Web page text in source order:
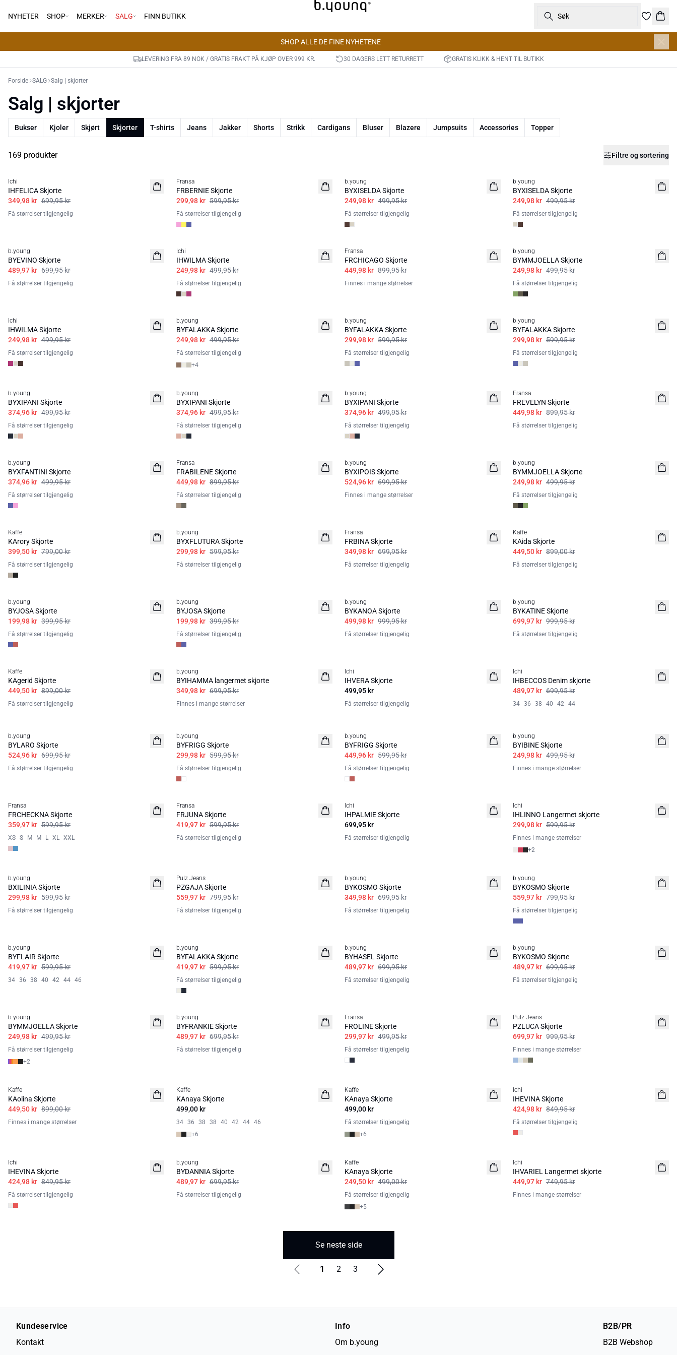
NYHETER SHOP MERKER SALG FINN BUTIKK Søk
SHOP ALLE DE FINE NYHETENE
LEVERING FRA 89 NOK / GRATIS FRAKT PÅ KJØP OVER 999 KR. 30 DAGERS LETT RETURRETT GRATIS KLIKK & HENT TIL BUTIKK
Forside SALG Salg | skjorter
Salg | skjorter
Bukser Kjoler Skjørt Skjorter T-shirts Jeans Jakker Shorts Strikk Cardigans Bluser Blazere Jumpsuits Accessories Topper
169 produkter Filtre og sortering
Ichi
IHFELICA Skjorte
349,98 kr 699,95 kr
Få størrelser tilgjengelig
Fransa
FRBERNIE Skjorte
299,98 kr 599,95 kr
Få størrelser tilgjengelig
b.young
BYXISELDA Skjorte
249,98 kr 499,95 kr
Få størrelser tilgjengelig
b.young
BYXISELDA Skjorte
249,98 kr 499,95 kr
Få størrelser tilgjengelig
b.young
BYEVINO Skjorte
489,97 kr 699,95 kr
Få størrelser tilgjengelig
Ichi
IHWILMA Skjorte
249,98 kr 499,95 kr
Få størrelser tilgjengelig
Fransa
FRCHICAGO Skjorte
449,98 kr 899,95 kr
Finnes i mange størrelser
b.young
BYMMJOELLA Skjorte
249,98 kr 499,95 kr
Få størrelser tilgjengelig
Ichi
IHWILMA Skjorte
249,98 kr 499,95 kr
Få størrelser tilgjengelig
b.young
BYFALAKKA Skjorte
249,98 kr 499,95 kr
Få størrelser tilgjengelig
+4
b.young
BYFALAKKA Skjorte
299,98 kr 599,95 kr
Få størrelser tilgjengelig
b.young
BYFALAKKA Skjorte
299,98 kr 599,95 kr
Få størrelser tilgjengelig
b.young
BYXIPANI Skjorte
374,96 kr 499,95 kr
Få størrelser tilgjengelig
b.young
BYXIPANI Skjorte
374,96 kr 499,95 kr
Få størrelser tilgjengelig
b.young
BYXIPANI Skjorte
374,96 kr 499,95 kr
Få størrelser tilgjengelig
Fransa
FREVELYN Skjorte
449,98 kr 899,95 kr
Få størrelser tilgjengelig
b.young
BYXFANTINI Skjorte
374,96 kr 499,95 kr
Få størrelser tilgjengelig
Fransa
FRABILENE Skjorte
449,98 kr 899,95 kr
Få størrelser tilgjengelig
b.young
BYXIPOIS Skjorte
524,96 kr 699,95 kr
Finnes i mange størrelser
b.young
BYMMJOELLA Skjorte
249,98 kr 499,95 kr
Få størrelser tilgjengelig
Kaffe
KArory Skjorte
399,50 kr 799,00 kr
Få størrelser tilgjengelig
b.young
BYXFLUTURA Skjorte
299,98 kr 599,95 kr
Få størrelser tilgjengelig
Fransa
FRBINA Skjorte
349,98 kr 699,95 kr
Få størrelser tilgjengelig
Kaffe
KAida Skjorte
449,50 kr 899,00 kr
Få størrelser tilgjengelig
b.young
BYJOSA Skjorte
199,98 kr 399,95 kr
Få størrelser tilgjengelig
b.young
BYJOSA Skjorte
199,98 kr 399,95 kr
Få størrelser tilgjengelig
b.young
BYKANOA Skjorte
499,98 kr 999,95 kr
Få størrelser tilgjengelig
b.young
BYKATINE Skjorte
699,97 kr 999,95 kr
Få størrelser tilgjengelig
Kaffe
KAgerid Skjorte
449,50 kr 899,00 kr
Få størrelser tilgjengelig
b.young
BYIHAMMA langermet skjorte
349,98 kr 699,95 kr
Finnes i mange størrelser
Ichi
IHVERA Skjorte
499,95 kr
Få størrelser tilgjengelig
Ichi
IHBECCOS Denim skjorte
489,97 kr 699,95 kr
34 36 38 40 42 44
b.young
BYLARO Skjorte
524,96 kr 699,95 kr
Få størrelser tilgjengelig
b.young
BYFRIGG Skjorte
299,98 kr 599,95 kr
Få størrelser tilgjengelig
b.young
BYFRIGG Skjorte
449,96 kr 599,95 kr
Få størrelser tilgjengelig
b.young
BYIBINE Skjorte
249,98 kr 499,95 kr
Finnes i mange størrelser
Fransa
FRCHECKNA Skjorte
359,97 kr 599,95 kr
XS S M M L XL XXL
Fransa
FRJUNA Skjorte
419,97 kr 599,95 kr
Få størrelser tilgjengelig
Ichi
IHPALMIE Skjorte
699,95 kr
Få størrelser tilgjengelig
Ichi
IHLINNO Langermet skjorte
299,98 kr 599,95 kr
Finnes i mange størrelser
+2
b.young
BXILINIA Skjorte
299,98 kr 599,95 kr
Få størrelser tilgjengelig
Pulz Jeans
PZGAJA Skjorte
559,97 kr 799,95 kr
Få størrelser tilgjengelig
b.young
BYKOSMO Skjorte
349,98 kr 699,95 kr
Få størrelser tilgjengelig
b.young
BYKOSMO Skjorte
559,97 kr 799,95 kr
Få størrelser tilgjengelig
b.young
BYFLAIR Skjorte
419,97 kr 599,95 kr
34 36 38 40 42 44 46
b.young
BYFALAKKA Skjorte
419,97 kr 599,95 kr
Få størrelser tilgjengelig
b.young
BYHASEL Skjorte
489,97 kr 699,95 kr
Få størrelser tilgjengelig
b.young
BYKOSMO Skjorte
489,97 kr 699,95 kr
Få størrelser tilgjengelig
b.young
BYMMJOELLA Skjorte
249,98 kr 499,95 kr
Få størrelser tilgjengelig
+2
b.young
BYFRANKIE Skjorte
489,97 kr 699,95 kr
Få størrelser tilgjengelig
Fransa
FROLINE Skjorte
299,97 kr 499,95 kr
Få størrelser tilgjengelig
Pulz Jeans
PZLUCA Skjorte
699,97 kr 999,95 kr
Finnes i mange størrelser
Kaffe
KAolina Skjorte
449,50 kr 899,00 kr
Finnes i mange størrelser
Kaffe
KAnaya Skjorte
499,00 kr
34 36 38 38 40 42 44 46
+6
Kaffe
KAnaya Skjorte
499,00 kr
Få størrelser tilgjengelig
+6
Ichi
IHEVINA Skjorte
424,98 kr 849,95 kr
Få størrelser tilgjengelig
Ichi
IHEVINA Skjorte
424,98 kr 849,95 kr
Få størrelser tilgjengelig
b.young
BYDANNIA Skjorte
489,97 kr 699,95 kr
Få størrelser tilgjengelig
Kaffe
KAnaya Skjorte
249,50 kr 499,00 kr
Få størrelser tilgjengelig
+5
Ichi
IHVARIEL Langermet skjorte
449,97 kr 749,95 kr
Finnes i mange størrelser
Se neste side
1 2 3
Kundeservice
Kontakt
Info
Om b.young
B2B/PR
B2B Webshop